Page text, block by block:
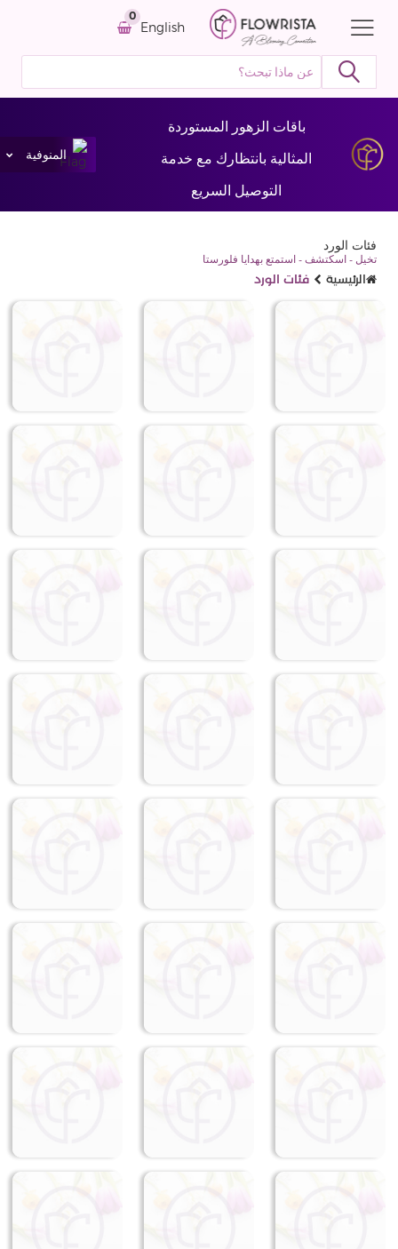
0
English
باقات الزهور المستوردة
المثالية بانتظارك مع خدمة
التوصيل السريع
المنوفية
فئات الورد
تخيل - اسكتشف - استمتع بهدايا فلورستا
الرئيسية فئات الورد